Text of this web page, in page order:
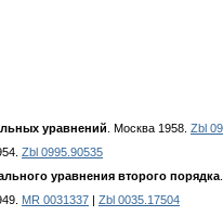
уравнений . Москва 1958. Zbl
Zbl 0995.90535
уравнения второго порядка
MR 0031337
Zbl 0035.17504